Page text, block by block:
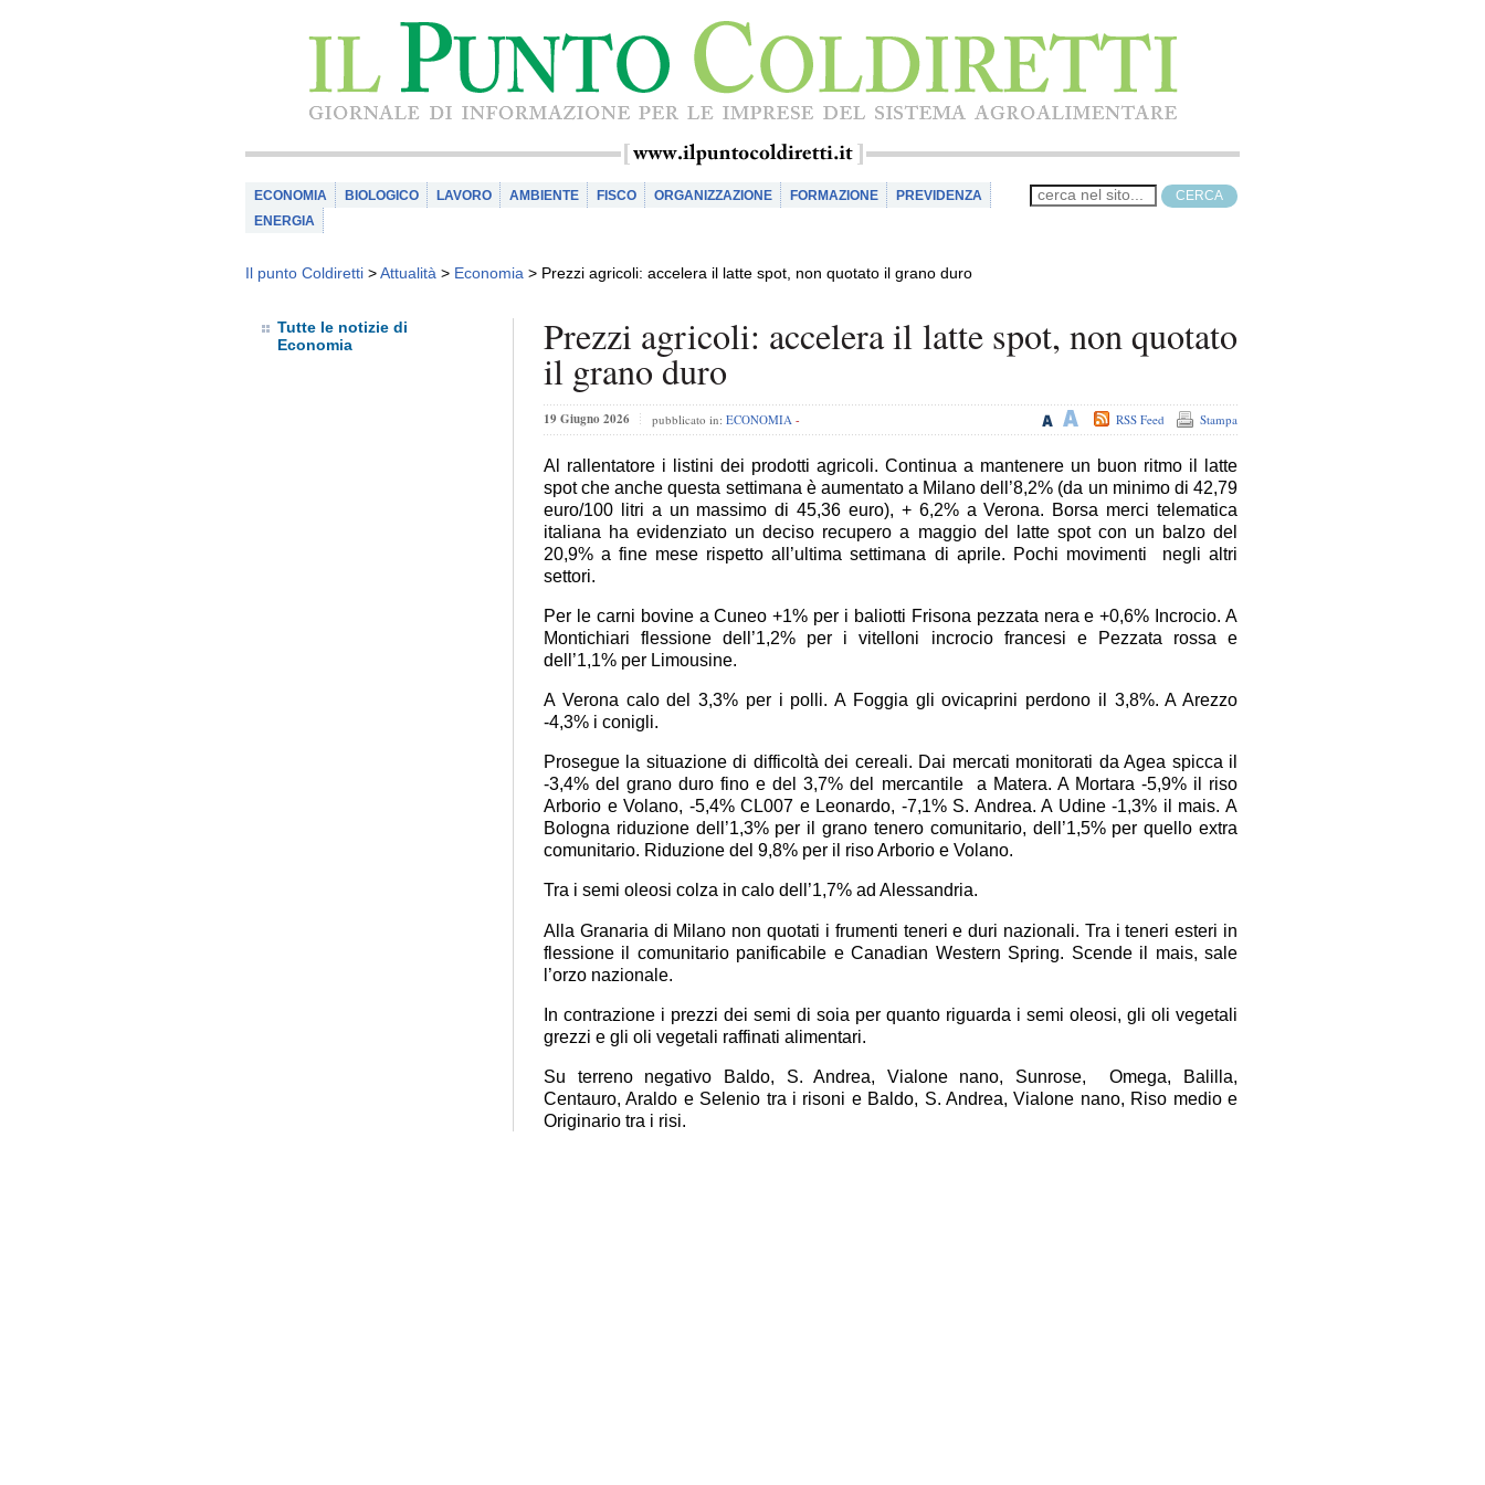
ECONOMIA BIOLOGICO LAVORO AMBIENTE FISCO ORGANIZZAZIONE FORMAZIONE
PREVIDENZA
ENERGIA
Il punto Coldiretti >Attualità > Economia > Prezzi agricoli: accelera il latte spot, non quotato il grano duro
Tutte le notizie di
Economia
Prezzi agricoli: accelera il latte spot, non quotato
il grano duro
19 Giugno 2026 pubblicato in: ECONOMIA - Stampa
RSS Feed
Al rallentatore i listini dei prodotti agricoli. Continua a mantenere un buon ritmo il latte
spot che anche questa settimana è aumentato a Milano dell’8,2% (da un minimo di 42,79
euro/100 litri a un massimo di 45,36 euro), + 6,2% a Verona. Borsa merci telematica
italiana ha evidenziato un deciso recupero a maggio del latte spot con un balzo del
20,9% a fine mese rispetto all’ultima settimana di aprile. Pochi movimenti negli altri
settori.
Per le carni bovine a Cuneo +1% per i baliotti Frisona pezzata nera e +0,6% Incrocio. A
Montichiari flessione dell’1,2% per i vitelloni incrocio francesi e Pezzata rossa e
dell’1,1% per Limousine.
A Verona calo del 3,3% per i polli. A Foggia gli ovicaprini perdono il 3,8%. A Arezzo
-4,3% i conigli.
Prosegue la situazione di difficoltà dei cereali. Dai mercati monitorati da Agea spicca il
-3,4% del grano duro fino e del 3,7% del mercantile a Matera. A Mortara -5,9% il riso
Arborio e Volano, -5,4% CL007 e Leonardo, -7,1% S. Andrea. A Udine -1,3% il mais. A
Bologna riduzione dell’1,3% per il grano tenero comunitario, dell’1,5% per quello extra
comunitario. Riduzione del 9,8% per il riso Arborio e Volano.
Tra i semi oleosi colza in calo dell’1,7% ad Alessandria.
Alla Granaria di Milano non quotati i frumenti teneri e duri nazionali. Tra i teneri esteri in
flessione il comunitario panificabile e Canadian Western Spring. Scende il mais, sale
l’orzo nazionale.
In contrazione i prezzi dei semi di soia per quanto riguarda i semi oleosi, gli oli vegetali
grezzi e gli oli vegetali raffinati alimentari.
Su terreno negativo Baldo, S. Andrea, Vialone nano, Sunrose, Omega, Balilla,
Centauro, Araldo e Selenio tra i risoni e Baldo, S. Andrea, Vialone nano, Riso medio e
Originario tra i risi.